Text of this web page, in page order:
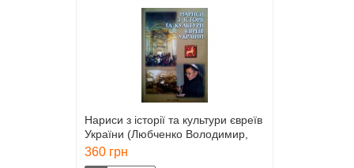
Нариси з історії та культури євреїв
України (Любченко Володимир,
Фінберг Леонід)
360 грн